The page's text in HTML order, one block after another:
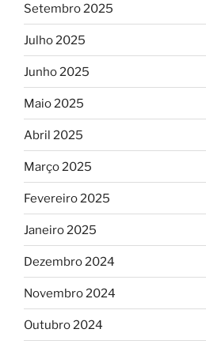
Setembro 2025
Julho 2025
Junho 2025
Maio 2025
Abril 2025
Março 2025
Fevereiro 2025
Janeiro 2025
Dezembro 2024
Novembro 2024
Outubro 2024